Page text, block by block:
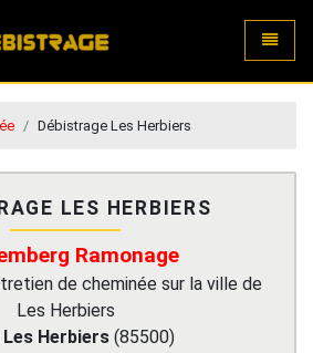
Débistrage Les Herbiers
LES HERBIERS
Ramonage
de cheminée sur la ville de
Les Herbiers
Les Herbiers (85500)